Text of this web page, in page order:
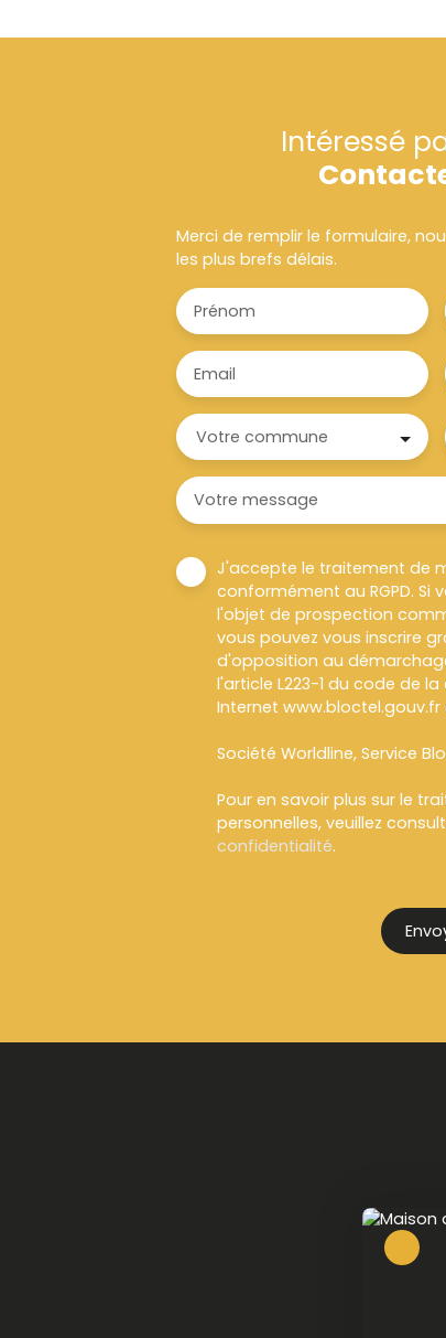
Intéressé
Merci de remplir le formulaire,
les plus brefs délais.
Prénom
Email
Votre commune
Votre message
J'accepte le traitement de
conformément au RGPD. Si
l'objet de prospection
vous pouvez vous inscrire
d'opposition au
l'article L223-1 du code de
Internet
Société Worldline, Service
Pour en savoir plus sur le
personnelles, veuillez
confidentialité.